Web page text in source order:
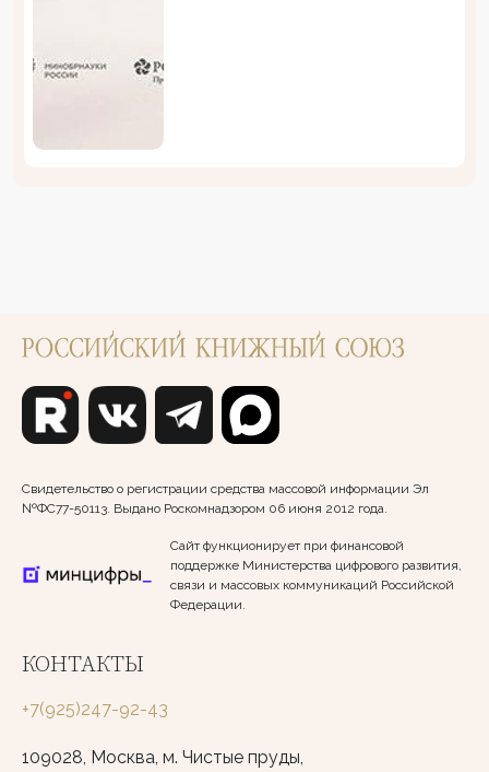
Свидетельство о регистрации средства массовой информации Эл
№ФС77-50113. Выдано Роскомнадзором 06 июня 2012 года.
Сайт функционирует при финансовой
поддержке Министерства цифрового развития,
связи и массовых коммуникаций Российской
Федерации.
КОНТАКТЫ
+7(925)247-92-43
109028, Москва, м. Чистые пруды,